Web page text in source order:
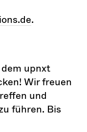
.
upnxt
Wir freuen
und
führen. Bis